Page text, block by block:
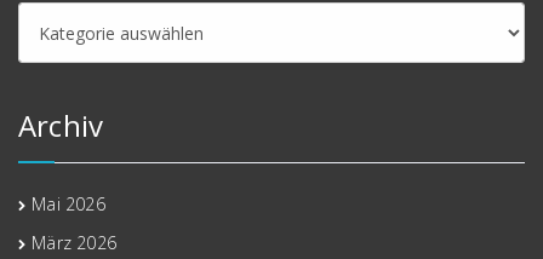
Kategorien
Archiv
Mai 2026
März 2026